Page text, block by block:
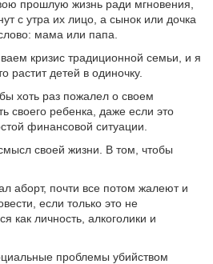
прошлую жизнь ради мгновения,
с утра их лицо, а сынок или дочка
мама или папа.
кризис традиционной семьи, и я
растит детей в одиночку.
хоть раз пожалел о своем
своего ребенка, даже если это
финансовой ситуации.
своей жизни. В том, чтобы
аборт, почти все потом жалеют и
если только это не
как личность, алкоголики и
проблемы убийством